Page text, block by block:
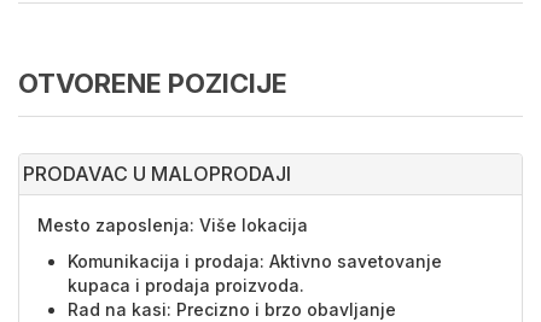
OTVORENE POZICIJE
PRODAVAC U MALOPRODAJI
Mesto zaposlenja: Više lokacija
Komunikacija i prodaja: Aktivno savetovanje
kupaca i prodaja proizvoda.
Rad na kasi: Precizno i brzo obavljanje